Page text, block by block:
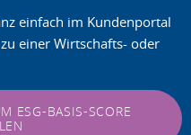
einfach im Kundenportal
einer Wirtschafts- oder
ESG-BASIS-SCORE